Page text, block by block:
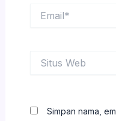
Web
Simpan nama,